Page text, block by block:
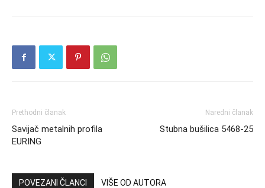
Prethodni članak
Savijač metalnih profila
EURING
Naredni članak
Stubna bušilica 5468-25
POVEZANI ČLANCI VIŠE OD AUTORA